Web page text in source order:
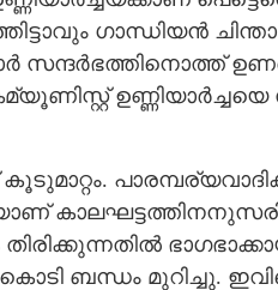
ഗാന്ധിയൻ
സന്ദർഭത്തിനൊത്ത്
ഉണ്ണിയാർച്ചയെ
ബന്ധം മുറിച്ചു.